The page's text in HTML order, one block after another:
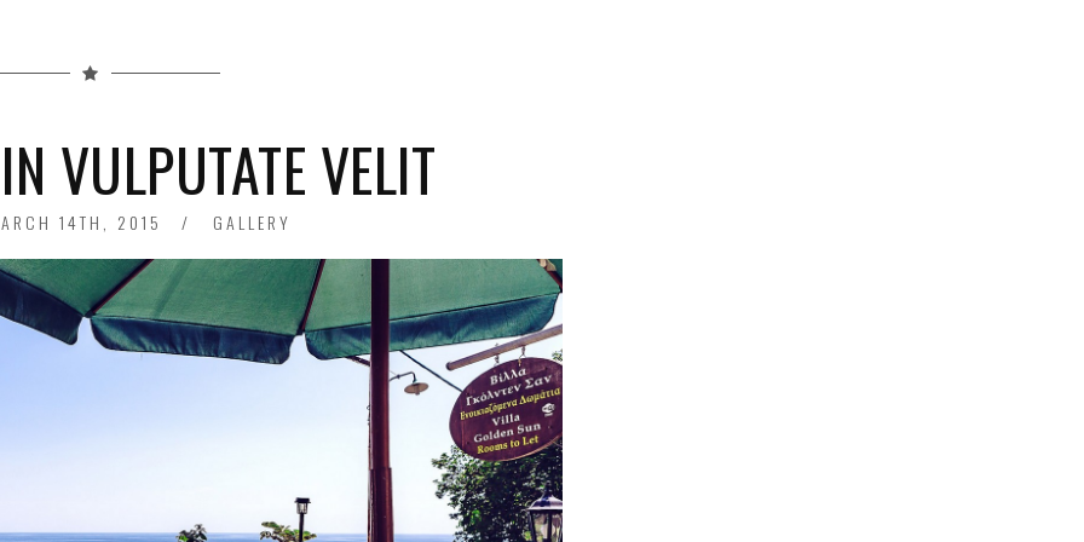
VULPUTATE VELIT
14TH, 2015
FRIDAY
1ST,
2018
GALLERY